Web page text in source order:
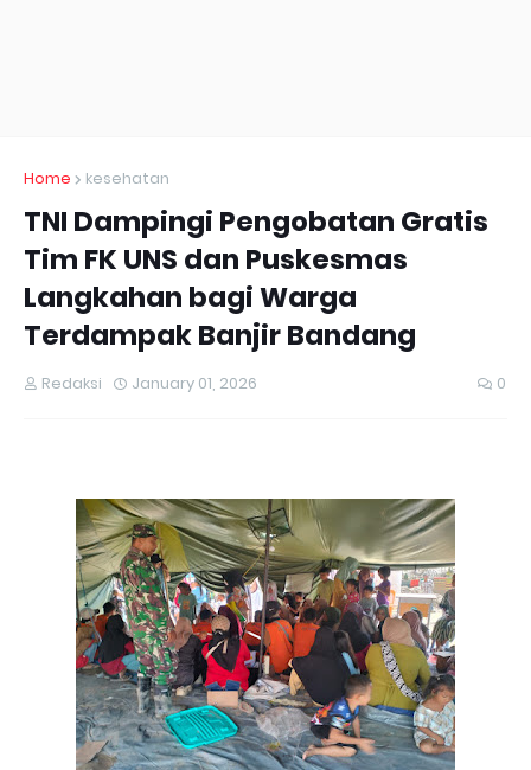
Home kesehatan
TNI Dampingi Pengobatan Gratis
Tim FK UNS dan Puskesmas
Langkahan bagi Warga
Terdampak Banjir Bandang
Redaksi January 01, 2026 0